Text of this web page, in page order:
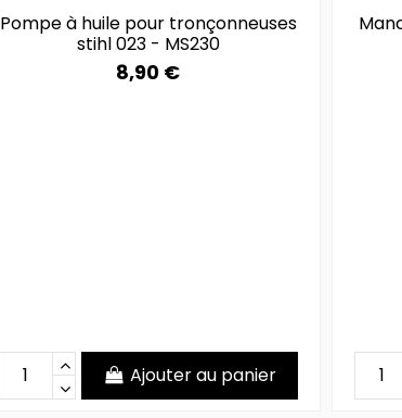
Pompe à huile pour tronçonneuses
stihl 023 - MS230
8,90 €
Ajouter au panier